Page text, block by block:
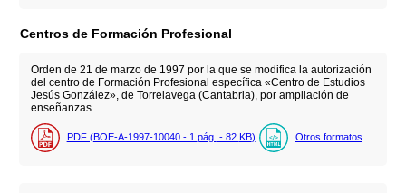
Centros de Formación Profesional
Orden de 21 de marzo de 1997 por la que se modifica la autorización
del centro de Formación Profesional específica «Centro de Estudios
Jesús González», de Torrelavega (Cantabria), por ampliación de
enseñanzas.
PDF (BOE-A-1997-10040 - 1 pág. - 82 KB) Otros formatos